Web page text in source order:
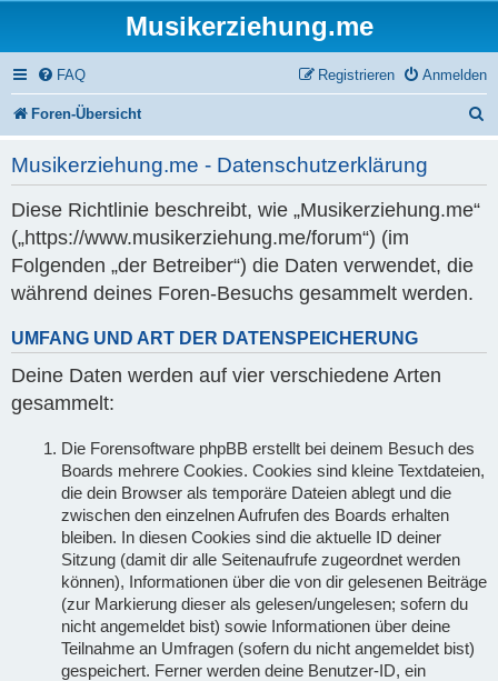
Musikerziehung.me
FAQ Anmelden
Registrieren
Foren-Übersicht
Musikerziehung.me - Datenschutzerklärung
Diese Richtlinie beschreibt, wie „Musikerziehung.me“
(„https://www.musikerziehung.me/forum“) (im
Folgenden „der Betreiber“) die Daten verwendet, die
während deines Foren-Besuchs gesammelt werden.
UMFANG UND ART DER DATENSPEICHERUNG
Deine Daten werden auf vier verschiedene Arten
gesammelt:
Die Forensoftware phpBB erstellt bei deinem Besuch des
Boards mehrere Cookies. Cookies sind kleine Textdateien,
die dein Browser als temporäre Dateien ablegt und die
zwischen den einzelnen Aufrufen des Boards erhalten
bleiben. In diesen Cookies sind die aktuelle ID deiner
Sitzung (damit dir alle Seitenaufrufe zugeordnet werden
können), Informationen über die von dir gelesenen Beiträge
(zur Markierung dieser als gelesen/ungelesen; sofern du
nicht angemeldet bist) sowie Informationen über deine
Teilnahme an Umfragen (sofern du nicht angemeldet bist)
gespeichert. Ferner werden deine Benutzer-ID, ein